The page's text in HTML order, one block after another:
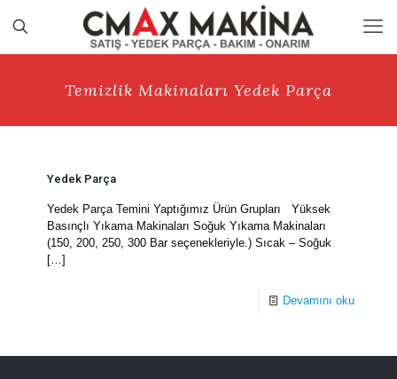
Temizlik Makinaları Yedek Parça
Yedek Parça
Yedek Parça Temini Yaptığımız Ürün Grupları Yüksek
Basınçlı Yıkama Makinaları Soğuk Yıkama Makinaları
(150, 200, 250, 300 Bar seçenekleriyle.) Sıcak – Soğuk
[…]
Devamını oku